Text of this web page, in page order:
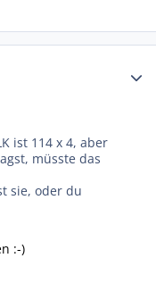
ist 114 x 4, aber
müsste das
sie, oder du
:-)